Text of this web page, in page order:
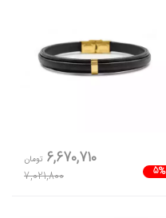
5%
6,670,710 تومان
7,021,800